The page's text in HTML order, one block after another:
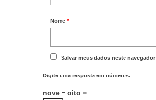
Nome *
Salvar meus dados neste
Digite uma resposta em números:
nove − oito =